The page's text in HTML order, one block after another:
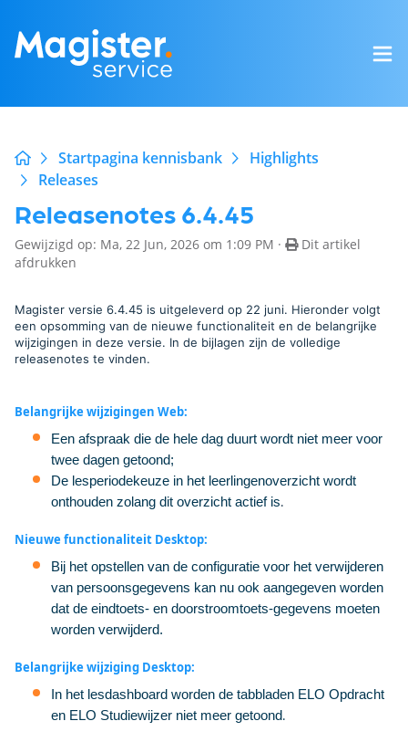
Startpagina kennisbank
Highlights
Releases
Releasenotes 6.4.45
Gewijzigd op: Ma, 22 Jun, 2026 om 1:09 PM ·
Dit artikel
afdrukken
Magister versie 6.4.45 is uitgeleverd op 22 juni. Hieronder volgt
een opsomming van de nieuwe functionaliteit en de belangrijke
wijzigingen in deze versie. In de bijlagen zijn de volledige
releasenotes te vinden.
Belangrijke wijzigingen Web:
Een afspraak die de hele dag duurt wordt niet meer voor
twee dagen getoond;
De lesperiodekeuze in het leerlingenoverzicht wordt
onthouden zolang dit overzicht actief is.
Nieuwe functionaliteit Desktop:
Bij het opstellen van de configuratie voor het verwijderen
van persoonsgegevens kan nu ook aangegeven worden
dat de eindtoets- en doorstroomtoets-gegevens moeten
worden verwijderd.
Belangrijke wijziging Desktop:
In het lesdashboard worden de tabbladen ELO Opdracht
en ELO Studiewijzer niet meer getoond.